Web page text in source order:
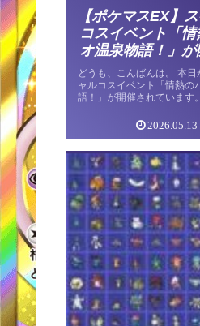
【ポケマスEX】
コスイベント「
オ温泉物語！」が
どうも、こんばんは。 本日
ャルコスイベント「情熱の
語！」が開催されています
どちらも温泉にちなんだ衣
温泉物語！」 バディーズサ
ピックアップスぺコスBサ
（スペシャル２）＆ネッコ
わざ 通常 テラスタル：ノ
ブスキル 通常 テラスタル
わりに… 本日から開催のイ
シャルコスイベント「情熱
物語！」 バディーズサーチ
クアップスぺコスBサーチ
2026.05.13